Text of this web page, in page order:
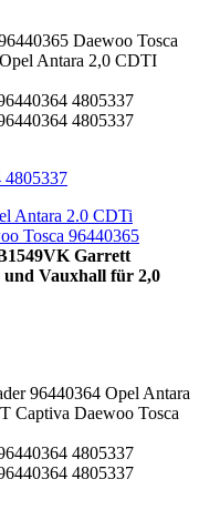
Antara 2.0 CDTi
Tosca 96440365
Garrett
und Vauxhall für 2,0